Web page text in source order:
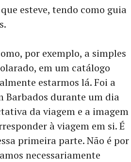
esteve, tendo como guia
por exemplo, a simples
em um catálogo
estarmos lá. Foi a
Barbados durante um dia
da viagem e a imagem
à viagem em si. É
primeira parte. Não é por
necessariamente